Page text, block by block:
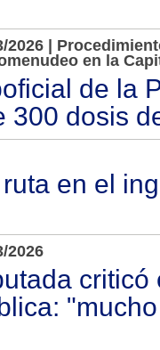
2026 |
en la
de la
300 dosis
en el
2026
criticó